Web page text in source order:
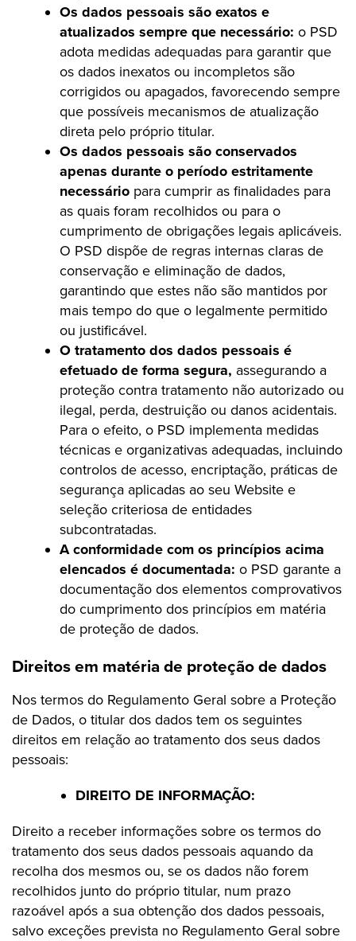
Os dados pessoais são exatos e
atualizados sempre que necessário: o PSD
adota medidas adequadas para garantir que
os dados inexatos ou incompletos são
corrigidos ou apagados, favorecendo sempre
que possíveis mecanismos de atualização
direta pelo próprio titular.
Os dados pessoais são conservados
apenas durante o período estritamente
necessário para cumprir as finalidades para
as quais foram recolhidos ou para o
cumprimento de obrigações legais aplicáveis.
O PSD dispõe de regras internas claras de
conservação e eliminação de dados,
garantindo que estes não são mantidos por
mais tempo do que o legalmente permitido
ou justificável.
O tratamento dos dados pessoais é
efetuado de forma segura, assegurando a
proteção contra tratamento não autorizado ou
ilegal, perda, destruição ou danos acidentais.
Para o efeito, o PSD implementa medidas
técnicas e organizativas adequadas, incluindo
controlos de acesso, encriptação, práticas de
segurança aplicadas ao seu Website e
seleção criteriosa de entidades
subcontratadas.
A conformidade com os princípios acima
elencados é documentada: o PSD garante a
documentação dos elementos comprovativos
do cumprimento dos princípios em matéria
de proteção de dados.
Direitos em matéria de proteção de dados
Nos termos do Regulamento Geral sobre a Proteção
de Dados, o titular dos dados tem os seguintes
direitos em relação ao tratamento dos seus dados
pessoais:
DIREITO DE INFORMAÇÃO:
Direito a receber informações sobre os termos do
tratamento dos seus dados pessoais aquando da
recolha dos mesmos ou, se os dados não forem
recolhidos junto do próprio titular, num prazo
razoável após a sua obtenção dos dados pessoais,
salvo exceções prevista no Regulamento Geral sobre